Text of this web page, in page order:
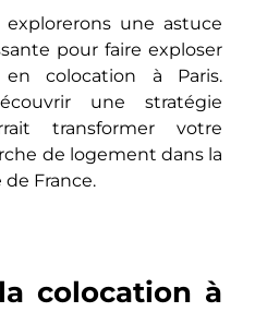
une astuce
pour fairе еxplosеr
colocation à Paris.
une stratégie
transformеr votre
de logement dans la
France.
colocation à